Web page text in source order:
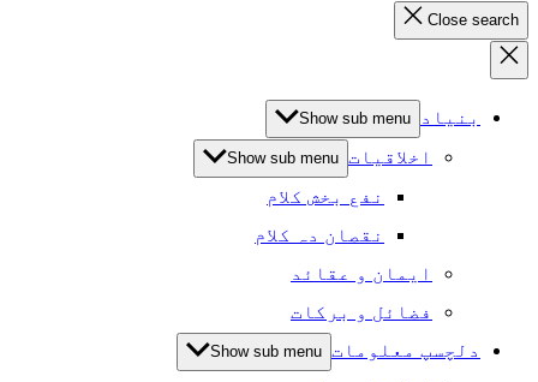
Close search
بنیاد Show sub menu
اخلاقیات Show sub menu
نفع بخش کلام
نقصان دہ کلام
ایمان و عقائد
فضائل و برکات
دلچسپ معلومات Show sub menu